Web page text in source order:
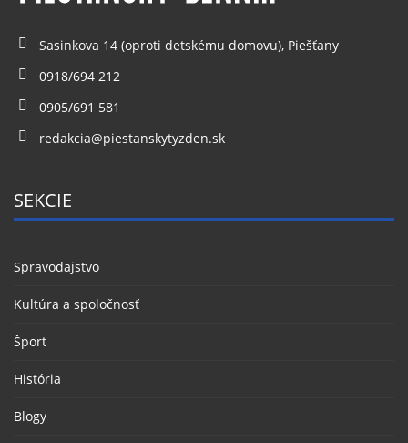
Sasinkova 14 (oproti detskému domovu), Piešťany
0918/694 212
0905/691 581
redakcia@piestanskytyzden.sk
SEKCIE
Spravodajstvo
Kultúra a spoločnosť
Šport
História
Blogy